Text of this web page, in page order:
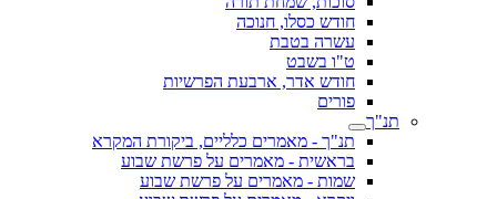
חודש כסלו, חנוכה
עשרה בטבת
ט"ו בשבט
חודש אדר, ארבעת הפרשיות
פורים
תנ"ך
תנ"ך - מאמרים כלליים, ביקורת המקרא
בראשית - מאמרים על פרשת שבוע
שמות - מאמרים על פרשת שבוע